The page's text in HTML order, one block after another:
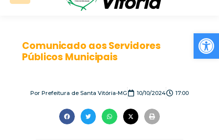
Comunicado aos Servidores
Públicos Municipais
Por Prefeitura de Santa Vitória-MG 10/10/2024 17:00